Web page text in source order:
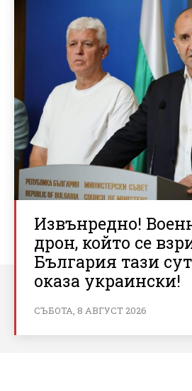
Извънредно!
дрон, който се
България тази
оказа украински!
СЪБОТА, 8 АВГУСТ 2026